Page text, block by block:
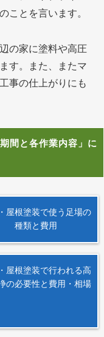
ことを言います。
の家に塗料や高圧
す。また、またマ
事の仕上がりにも
間と各作業内容」に
屋根塗装で使う足場の
種類と費用
屋根塗装で行われる高
の必要性と費用・相場